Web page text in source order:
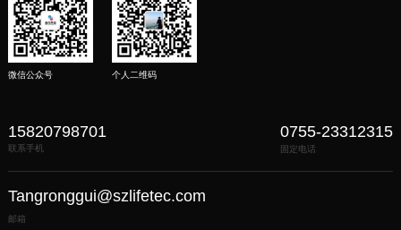
微信公众号 个人二维码
15820798701
联系手机
0755-23312315
固定电话
Tangronggui@szlifetec.com
邮箱